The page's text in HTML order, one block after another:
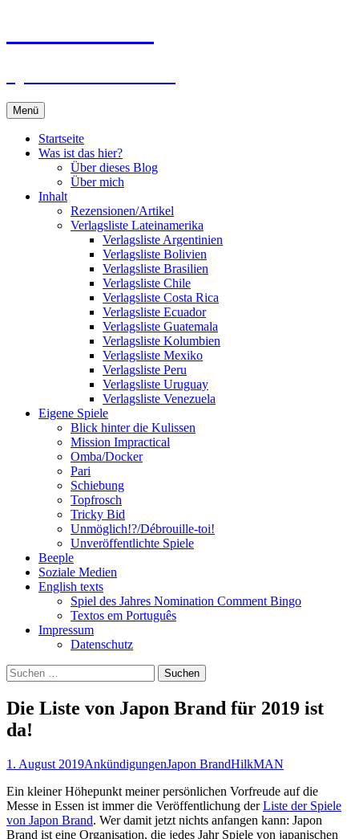
Menü
Startseite
Was ist das hier?
Über dieses Blog
Über mich
Inhalt
Rezensionen/Artikel
Verlagsliste Lateinamerika
Verlagsliste Argentinien
Verlagsliste Bolivien
Verlagsliste Brasilien
Verlagsliste Chile
Verlagsliste Costa Rica
Verlagsliste Ecuador
Verlagsliste Guatemala
Verlagsliste Kolumbien
Verlagsliste Mexiko
Verlagsliste Peru
Verlagsliste Uruguay
Verlagsliste Venezuela
Eigene Spiele
Blick hinter die Kulissen
Mission Impractical
Omba/Docker
Pari
Schiebung
Topfrosch
Tricky Bid
Unmöglich!?/Débrouille-toi!
Unveröffentlichte Spiele
Beeple
Soziale Medien
English texts
Spiel des Jahres Nomination Comment Bingo
Textos em Português
Impressum
Datenschutz
Suchen
nach:
Die Liste von Japon Brand für 2019 ist
da!
1. August 2019AnkündigungenJapon BrandHilkMAN
Ein kleiner Höhepunkt meiner persönlichen Vorfreude auf die
Messe in Essen ist immer die Veröffentlichung derListe der Spiele
von Japon Brand. Wer damit jetzt nichts anfangen kann: Japon
Brand ist eine Organisation, die jedes Jahr Spiele von japanischen